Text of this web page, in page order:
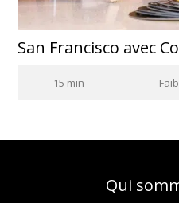
15 min
Qui